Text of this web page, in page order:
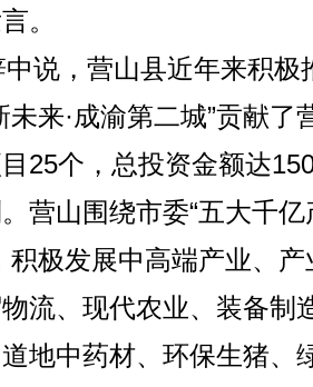
。
说，营山县近年来积极
未来·成渝第二城”贡献
25个，总投资金额达
营山围绕市委“五大千亿
积极发展中高端产业、
流、现代农业、装备制
地中药材、环保生猪、